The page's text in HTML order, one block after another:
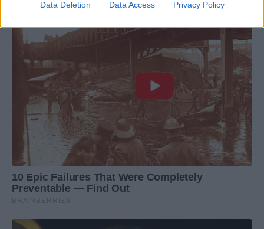
Data Deletion Data Access Privacy Policy